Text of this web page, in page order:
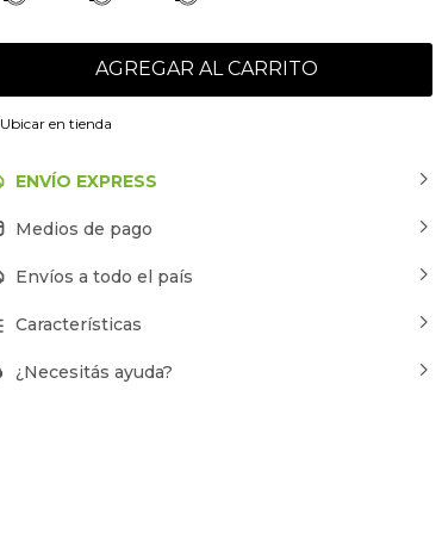
AGREGAR AL CARRITO
Ubicar en tienda
ENVÍO EXPRESS
Medios de pago
Envíos a todo el país
Características
¿Necesitás ayuda?